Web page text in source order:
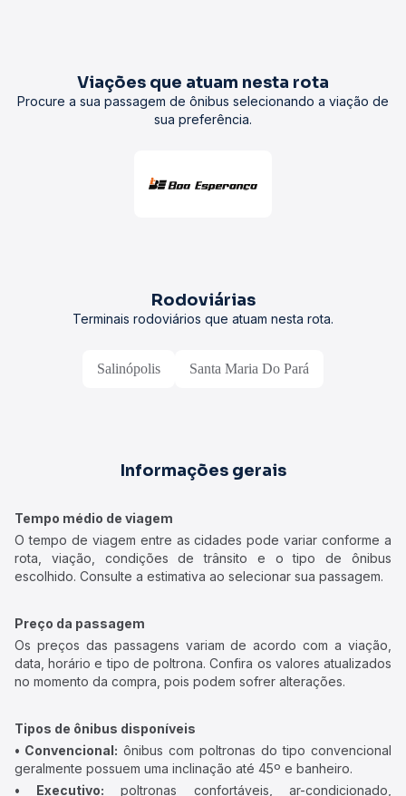
Viações que atuam nesta rota
Procure a sua passagem de ônibus selecionando a viação de
sua preferência.
Rodoviárias
Terminais rodoviários que atuam nesta rota.
Salinópolis Santa Maria Do Pará
Informações gerais
Tempo médio de viagem
O tempo de viagem entre as cidades pode variar conforme a
rota, viação, condições de trânsito e o tipo de ônibus
escolhido. Consulte a estimativa ao selecionar sua passagem.
Preço da passagem
Os preços das passagens variam de acordo com a viação,
data, horário e tipo de poltrona. Confira os valores atualizados
no momento da compra, pois podem sofrer alterações.
Tipos de ônibus disponíveis
• Convencional: ônibus com poltronas do tipo convencional
geralmente possuem uma inclinação até 45º e banheiro.
• Executivo: poltronas confortáveis, ar-condicionado,